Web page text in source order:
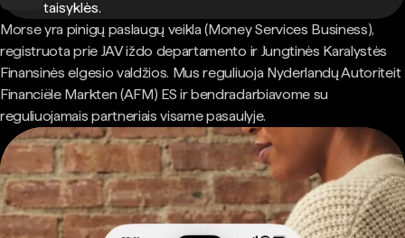
taisyklės.
Morse yra pinigų paslaugų veikla (Money Services Business),
registruota prie JAV iždo departamento ir Jungtinės Karalystės
Finansinės elgesio valdžios. Mus reguliuoja Nyderlandų Autoriteit
Financiële Markten (AFM) ES ir bendradarbiavome su
reguliuojamais partneriais visame pasaulyje.